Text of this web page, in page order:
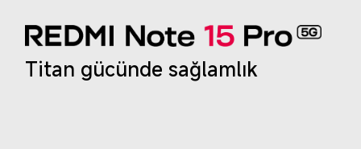
Titan gücünde sağlamlık